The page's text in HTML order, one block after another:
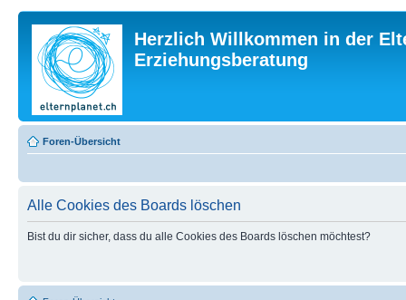
Herzlich Willkommen in der
Erziehungsberatung
Foren-Übersicht
Alle Cookies des Boards löschen
Bist du dir sicher, dass du alle Cookies des Boards löschen möchtest?